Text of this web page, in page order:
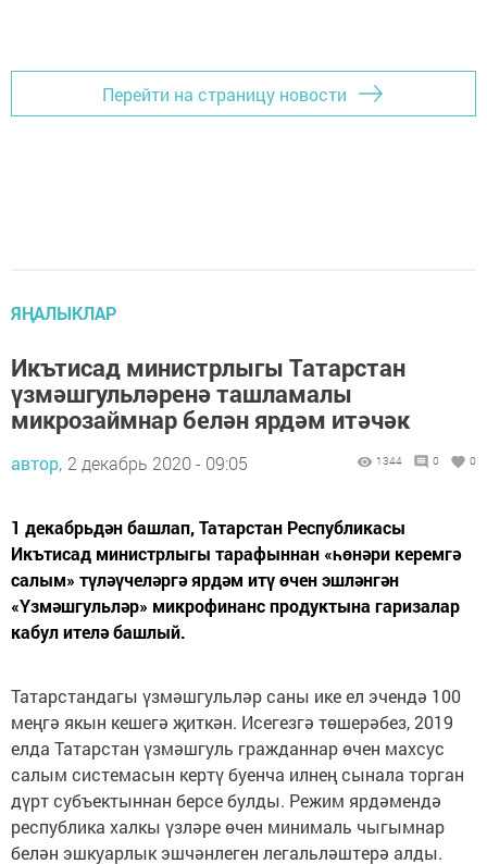
Перейти на страницу новости
ЯҢАЛЫКЛАР
Икътисад министрлыгы Татарстан
үзмәшгульләренә ташламалы
микрозаймнар белән ярдәм итәчәк
автор, 2 декабрь 2020 - 09:05 1344 0 0
1 декабрьдән башлап, Татарстан Республикасы
Икътисад министрлыгы тарафыннан «һөнәри керемгә
салым» түләүчеләргә ярдәм итү өчен эшләнгән
«Үзмәшгульләр» микрофинанс продуктына гаризалар
кабул ителә башлый.
Татарстандагы үзмәшгульләр саны ике ел эчендә 100
меңгә якын кешегә җиткән. Исегезгә төшерәбез, 2019
елда Татарстан үзмәшгуль гражданнар өчен махсус
салым системасын кертү буенча илнең сынала торган
дүрт субъектыннан берсе булды. Режим ярдәмендә
республика халкы үзләре өчен минималь чыгымнар
белән эшкуарлык эшчәнлеген легальләштерә алды.